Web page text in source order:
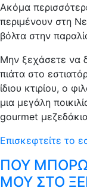
Ακόμα
περιμένουν στη
βόλτα στην
Μην ξεχάσετε να
πιάτα στο
ίδιου κτιρίου, ο
μια μεγάλη
gourmet
Επισκεφτείτε το
ΠΟΥ
ΜΟΥ ΣΤΟ